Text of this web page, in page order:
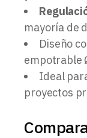
mayoría de
Diseño
empotrable
Ideal
proyectos